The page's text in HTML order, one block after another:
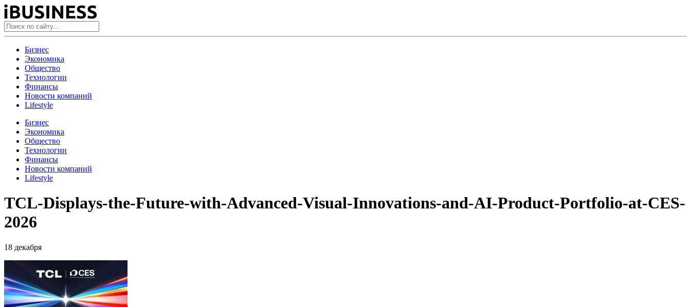
Бизнес
Экономика
Общество
Технологии
Финансы
Новости компаний
Lifestyle
Бизнес
Экономика
Общество
Технологии
Финансы
Новости компаний
Lifestyle
TCL-Displays-the-Future-with-Advanced-Visual-Innovations-and-AI-Product-Portfolio-at-CES-
2026
18 декабря